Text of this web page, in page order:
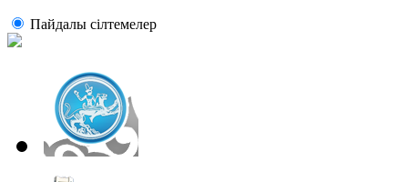
Пайдалы сiлтемелер